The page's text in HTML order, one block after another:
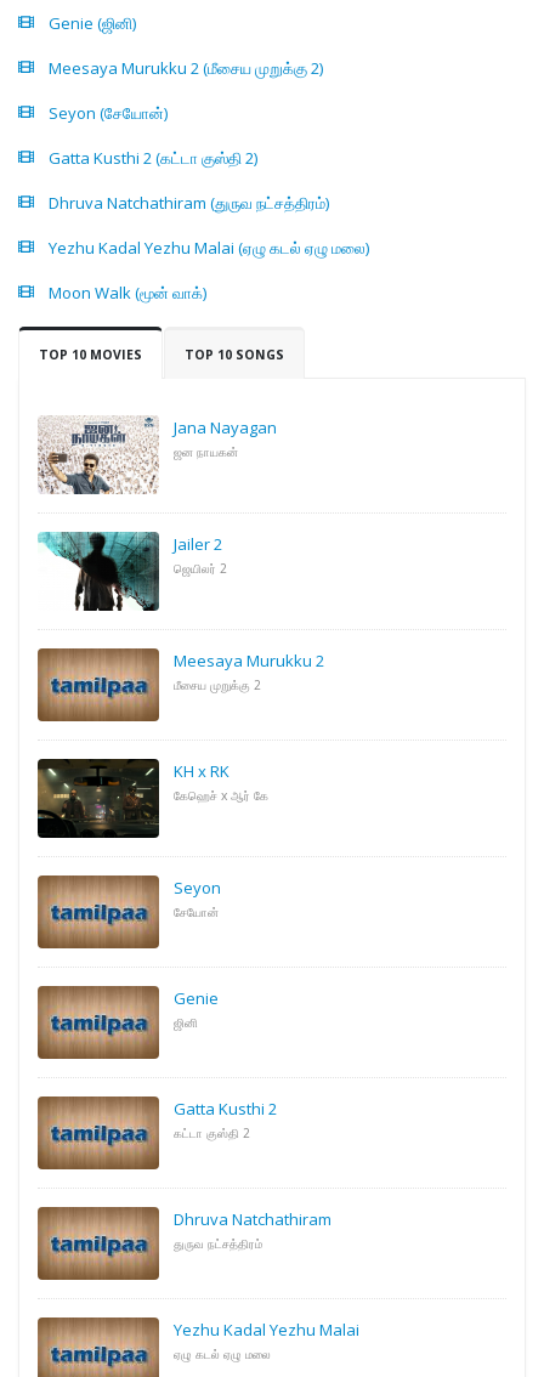
Genie (ஜினி)
Meesaya Murukku 2 (மீசைய முறுக்கு 2)
Seyon (சேயோன்)
Gatta Kusthi 2 (கட்டா குஸ்தி 2)
Dhruva Natchathiram (துருவ நட்சத்திரம்)
Yezhu Kadal Yezhu Malai (ஏழு கடல் ஏழு மலை)
Moon Walk (மூன் வாக்)
TOP 10 MOVIES TOP 10 SONGS
Jana Nayagan
ஜன நாயகன்
Jailer 2
ஜெயிலர் 2
Meesaya Murukku 2
மீசைய முறுக்கு 2
KH x RK
கேஹெச் x ஆர் கே
Seyon
சேயோன்
Genie
ஜினி
Gatta Kusthi 2
கட்டா குஸ்தி 2
Dhruva Natchathiram
துருவ நட்சத்திரம்
Yezhu Kadal Yezhu Malai
ஏழு கடல் ஏழு மலை